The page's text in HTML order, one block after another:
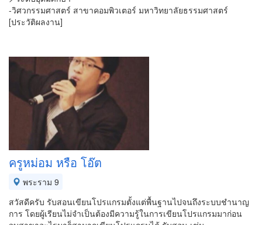
-วิศวกรรมศาสตร์ สาขาคอมพิวเตอร์ มหาวิทยาลัยธรรมศาสตร์
[ประวัติผลงาน]
ครูหม่อม หรือ โอ๊ต
พระราม 9
สวัสดีครับ รับสอนเขียนโปรแกรมตั้งแต่พื้นฐานไปจนถึงระบบชำนาญ
การ โดยผู้เรียนไม่จำเป็นต้องมีความรู้ในการเขียนโปรแกรมมาก่อน